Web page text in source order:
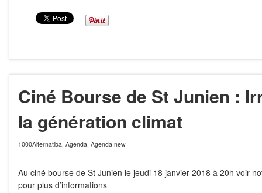
Ciné Bourse de St Junien :
la génération climat
1000Alternatiba, Agenda, Agenda new
Au ciné bourse de St Junien le jeudi 18 janvier 2018 à 20h voir
pour plus d’informations